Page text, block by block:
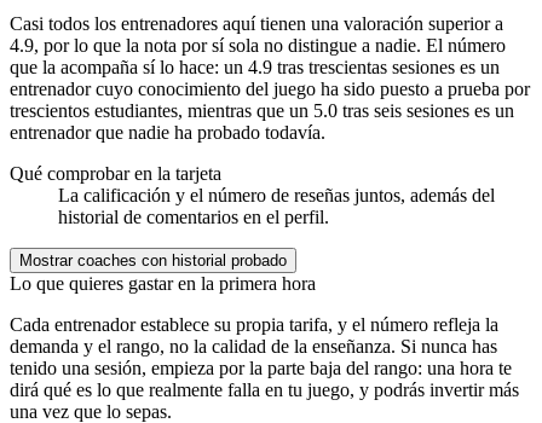
Casi todos los entrenadores aquí tienen una valoración superior a
4.9, por lo que la nota por sí sola no distingue a nadie. El número
que la acompaña sí lo hace: un 4.9 tras trescientas sesiones es un
entrenador cuyo conocimiento del juego ha sido puesto a prueba por
trescientos estudiantes, mientras que un 5.0 tras seis sesiones es un
entrenador que nadie ha probado todavía.
Qué comprobar en la tarjeta
La calificación y el número de reseñas juntos, además del
historial de comentarios en el perfil.
Mostrar coaches con historial probado
Lo que quieres gastar en la primera hora
Cada entrenador establece su propia tarifa, y el número refleja la
demanda y el rango, no la calidad de la enseñanza. Si nunca has
tenido una sesión, empieza por la parte baja del rango: una hora te
dirá qué es lo que realmente falla en tu juego, y podrás invertir más
una vez que lo sepas.